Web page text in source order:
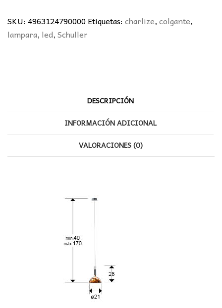
cantidad
SKU: 4963124790000Etiquetas: charlize,colgante,
lampara, led,Schuller
DESCRIPCIÓN
INFORMACIÓN ADICIONAL
VALORACIONES (0)